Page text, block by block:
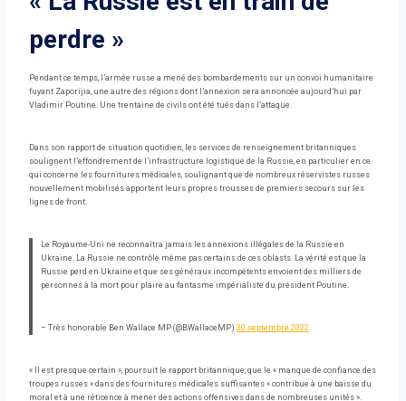
perdre »
Pendant ce temps, l’armée russe a mené des bombardements sur un convoi humanitaire
fuyant Zaporijia, une autre des régions dont l’annexion sera annoncée aujourd’hui par
Vladimir Poutine. Une trentaine de civils ont été tués dans l’attaque.
Dans son rapport de situation quotidien, les services de renseignement britanniques
soulignent l’effondrement de l’infrastructure logistique de la Russie, en particulier en ce
qui concerne les fournitures médicales, soulignant que de nombreux réservistes russes
nouvellement mobilisés apportent leurs propres trousses de premiers secours sur les
lignes de front.
Le Royaume-Uni ne reconnaîtra jamais les annexions illégales de la Russie en
Ukraine. La Russie ne contrôle même pas certains de ces oblasts. La vérité est que la
Russie perd en Ukraine et que ses généraux incompétents envoient des milliers de
personnes à la mort pour plaire au fantasme impérialiste du président Poutine.
– Très honorable Ben Wallace MP (@BWallaceMP) 30 septembre 2022
« Il est presque certain », poursuit le rapport britannique, que le « manque de confiance des
troupes russes » dans des fournitures médicales suffisantes « contribue à une baisse du
moral et à une réticence à mener des actions offensives dans de nombreuses unités ».